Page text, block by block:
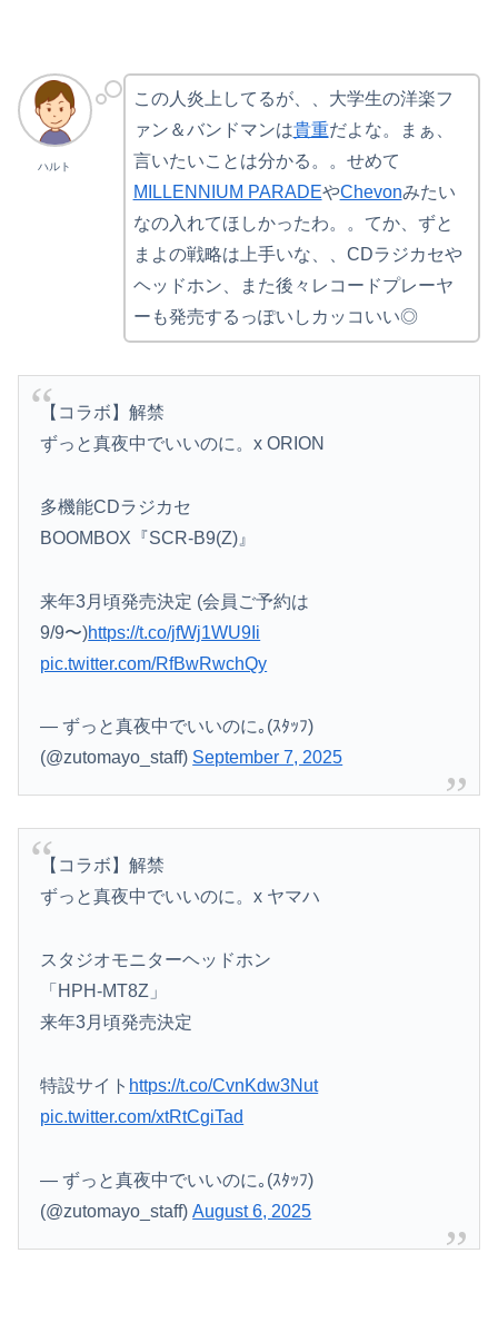
ハルト
この人炎上してるが、、大学生の洋楽フ
ァン＆バンドマンは貴重だよな。まぁ、
言いたいことは分かる。。せめて
MILLENNIUM PARADEやChevonみたい
なの入れてほしかったわ。。てか、ずと
まよの戦略は上手いな、、CDラジカセや
ヘッドホン、また後々レコードプレーヤ
ーも発売するっぽいしカッコいい◎
【コラボ】解禁
ずっと真夜中でいいのに。x ORION
多機能CDラジカセ
BOOMBOX『SCR-B9(Z)』
来年3月頃発売決定 (会員ご予約は
9/9〜)https://t.co/jfWj1WU9Ii
pic.twitter.com/RfBwRwchQy
— ずっと真夜中でいいのに｡(ｽﾀｯﾌ)
(@zutomayo_staff) September 7, 2025
【コラボ】解禁
ずっと真夜中でいいのに。x ヤマハ
スタジオモニターヘッドホン
「HPH-MT8Z」
来年3月頃発売決定
特設サイト https://t.co/CvnKdw3Nut
pic.twitter.com/xtRtCgiTad
— ずっと真夜中でいいのに｡(ｽﾀｯﾌ)
(@zutomayo_staff)August 6, 2025